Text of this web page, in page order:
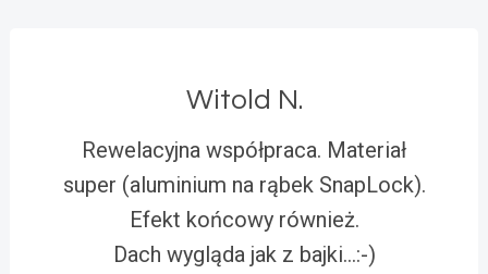
Witold N.
Rewelacyjna współpraca. Materiał
super (aluminium na rąbek SnapLock).
Efekt końcowy również.
Dach wygląda jak z bajki…:-)